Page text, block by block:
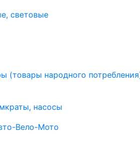
световые
(товары народного
насосы
Вело-Мото